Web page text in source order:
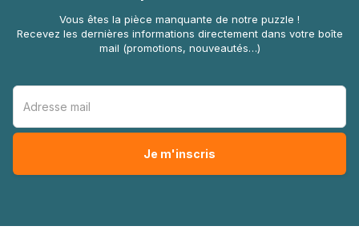
Vous êtes la pièce manquante de notre puzzle !
Recevez les dernières informations directement dans votre boîte
mail (promotions, nouveautés…)